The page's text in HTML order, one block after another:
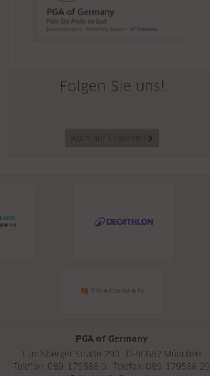
Folgen Sie uns!
Auch auf LinkedIn! 
PGA of Germany
Landsberger Straße 290 . D-80687 München
Telefon: 089-179588 0 . Telefax: 089-179588 29